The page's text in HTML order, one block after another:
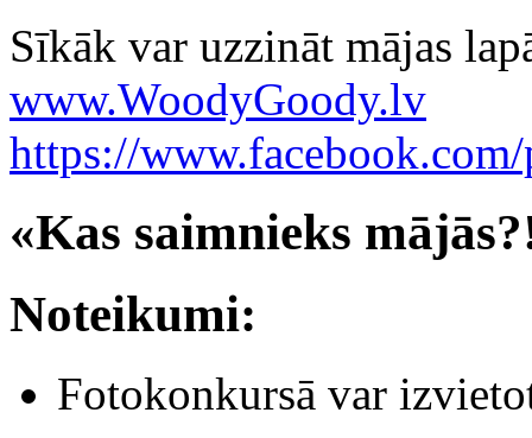
Sīkāk var uzzināt mājas
www.WoodyGoody.lv
https://
«Kas saimnieks
Noteikumi:
Fotokonkursā var